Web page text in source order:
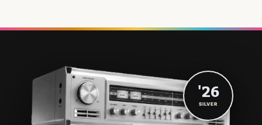
'26
SILVER